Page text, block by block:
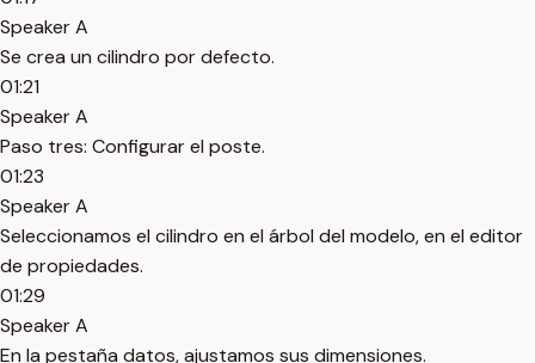
Speaker A
Se crea un cilindro por defecto.
01:21
Speaker A
Paso tres: Configurar el poste.
01:23
Speaker A
Seleccionamos el cilindro en el árbol del modelo, en el editor
de propiedades.
01:29
Speaker A
En la pestaña datos, ajustamos sus dimensiones.